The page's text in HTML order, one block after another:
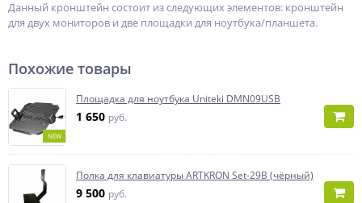
Данный кронштейн состоит из следующих элементов: кронштейн
для двух мониторов и две площадки для ноутбука/планшета.
Похожие товары
NEW
Площадка для ноутбука Uniteki DMN09USB
1 650 руб.
Полка для клавиатуры ARTKRON Set-29B (чёрный)
9 500 руб.